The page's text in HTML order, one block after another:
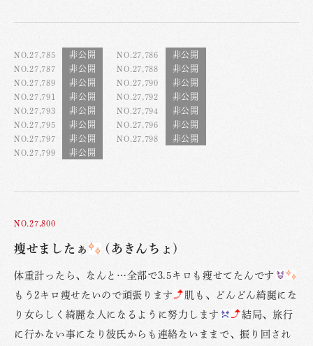
NO.27,785
NO.27,786
NO.27,787
NO.27,788
NO.27,789
NO.27,790
NO.27,791
NO.27,792
NO.27,793
NO.27,794
NO.27,795
NO.27,796
NO.27,797
NO.27,798
NO.27,799
NO.27,800
痩せましたぁ (あきんちょ)
体重計ったら、なんと…全部で3.5キロも痩せてたんです
もう2キロ痩せたいので頑張ります
肌も、どんどん綺麗にな
り女らしく綺麗な人になるように努力します
結局、旅行
に行かない事になり彼氏からも連絡ないままで、振り回され